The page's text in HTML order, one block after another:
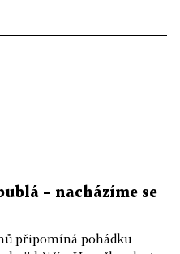
– nacházíme se
připomíná pohádku